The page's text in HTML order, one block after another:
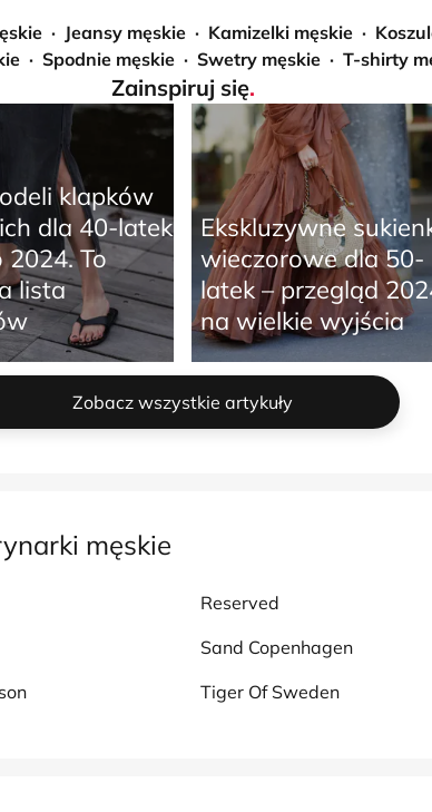
Jeansy męskie Kamizelki męskie
Spodnie męskie Swetry męskie T-shirty
Zainspiruj się.
klapków
dla 40-latek
To
lista
Ekskluzywne
wieczorowe dla 50-
latek – przegląd
na wielkie wyjścia
Zobacz wszystkie artykuły
męskie
Reserved
Sand Copenhagen
Tiger Of Sweden